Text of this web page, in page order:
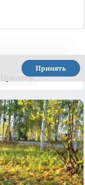
Принять
Приметы